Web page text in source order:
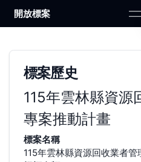
開放標案
標案歷史
115年雲林縣資源
專案推動計畫
標案名稱
115年雲林縣資源回收業者